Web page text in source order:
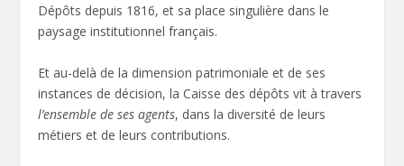
Dépôts depuis 1816, et sa place singulière dans le
paysage institutionnel français.
Et au-delà de la dimension patrimoniale et de ses
instances de décision, la Caisse des dépôts vit à travers
l’ensemble de ses agents, dans la diversité de leurs
métiers et de leurs contributions.